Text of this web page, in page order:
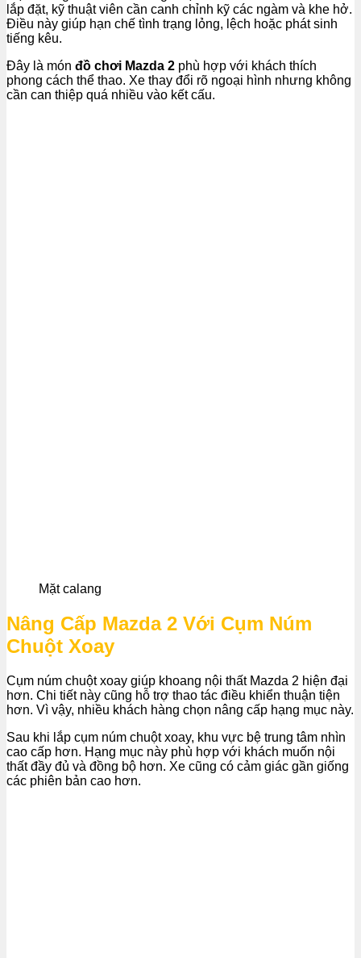
lắp đặt, kỹ thuật viên cần canh chỉnh kỹ các ngàm và khe hở.
Điều này giúp hạn chế tình trạng lỏng, lệch hoặc phát sinh
tiếng kêu.
Đây là món đồ chơi Mazda 2 phù hợp với khách thích
phong cách thể thao. Xe thay đổi rõ ngoại hình nhưng không
cần can thiệp quá nhiều vào kết cấu.
Mặt calang
Nâng Cấp Mazda 2 Với Cụm Núm
Chuột Xoay
Cụm núm chuột xoay giúp khoang nội thất Mazda 2 hiện đại
hơn. Chi tiết này cũng hỗ trợ thao tác điều khiển thuận tiện
hơn. Vì vậy, nhiều khách hàng chọn nâng cấp hạng mục này.
Sau khi lắp cụm núm chuột xoay, khu vực bệ trung tâm nhìn
cao cấp hơn. Hạng mục này phù hợp với khách muốn nội
thất đầy đủ và đồng bộ hơn. Xe cũng có cảm giác gần giống
các phiên bản cao hơn.